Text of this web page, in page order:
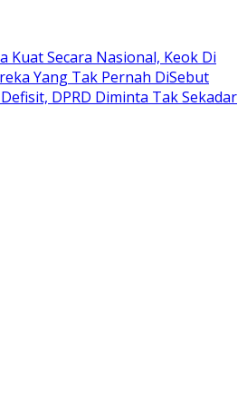
Kuat Secara Nasional, Keok Di
Yang Tak Pernah DiSebut
DPRD Diminta Tak Sekadar